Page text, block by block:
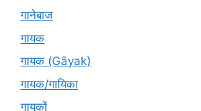
गानेबाज
गायक
गायक (Gāyak)
गायक/गायिका
गायकों